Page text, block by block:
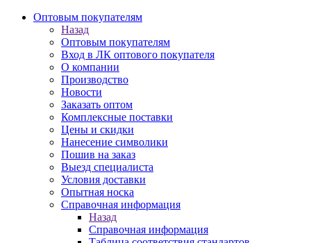
Оптовым покупателям
Назад
Оптовым покупателям
Вход в ЛК оптового покупателя
О компании
Производство
Новости
Заказать оптом
Комплексные поставки
Цены и скидки
Нанесение символики
Пошив на заказ
Выезд специалиста
Условия доставки
Опытная носка
Справочная информация
Назад
Справочная информация